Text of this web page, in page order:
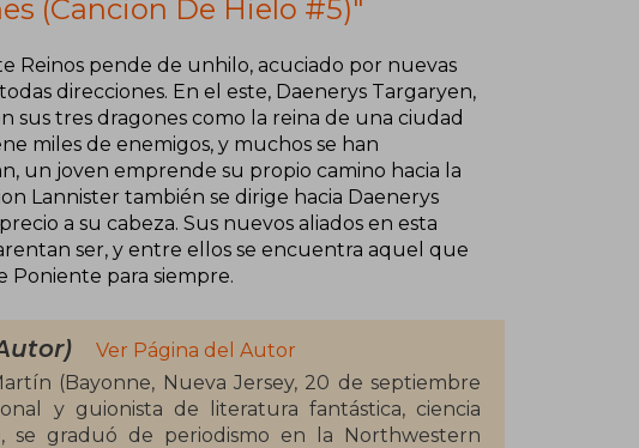
(Cancion De Hielo #5)"
Reinos pende de unhilo, acuciado por nuevas
direcciones. En el este, Daenerys Targaryen,
sus tres dragones como la reina de una ciudad
miles de enemigos, y muchos se han
un joven emprende su propio camino hacia la
Lannister también se dirige hacia Daenerys
a su cabeza. Sus nuevos aliados en esta
ser, y entre ellos se encuentra aquel que
Poniente para siempre.
Ver Página del Autor
(Bayonne, Nueva Jersey, 20 de septiembre
y guionista de literatura fantástica, ciencia